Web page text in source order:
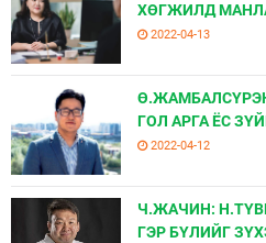
ХӨГЖИЛД
2022-04-13
ГОЛ АРГА ЁС
2022-04-12
Ч.ЖАЧИН:
ГЭР БҮЛИЙГ